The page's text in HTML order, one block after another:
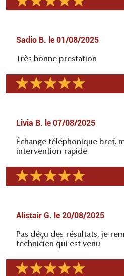
Sadio B. le 01/08/2025
Très bonne prestation
Livia B. le 07/08/2025
Échange téléphonique bref,
intervention rapide
Alistair G. le 20/08/2025
Pas déçu des résultats, je
technicien qui est venu